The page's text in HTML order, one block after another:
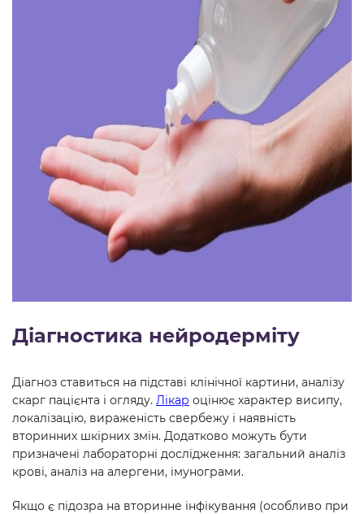
Діагностика нейродерміту
Діагноз ставиться на підставі клінічної картини, аналізу
скарг пацієнта і огляду. Лікар оцінює характер висипу,
локалізацію, вираженість свербежу і наявність
вторинних шкірних змін. Додатково можуть бути
призначені лабораторні дослідження: загальний аналіз
крові, аналіз на алергени, імунограми.
Якщо є підозра на вторинне інфікування (особливо при